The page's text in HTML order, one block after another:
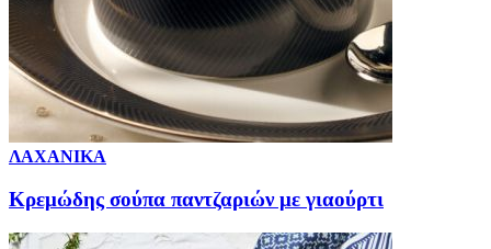
ΛΑΧΑΝΙΚΑ
Κρεμώδης σούπα παντζαριών με γιαούρτι